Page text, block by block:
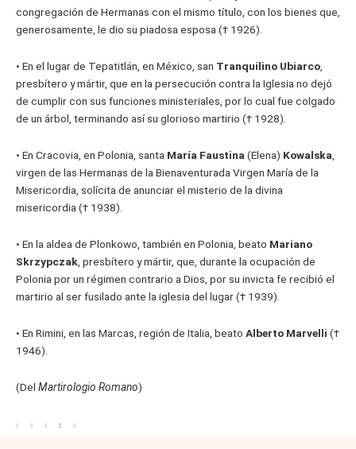
congregación de Hermanas con el mismo título, con los bienes que,
generosamente, le dio su piadosa esposa († 1926).
• En el lugar de Tepatitlán, en México, san Tranquilino Ubiarco
presbítero y mártir, que en la persecución contra la Iglesia no dejó
de cumplir con sus funciones ministeriales, por lo cual fue colgado
de un árbol, terminando así su glorioso martirio († 1928).
• En Cracovia, en Polonia, santa María Faustina (Elena) Kowalska
virgen de las Hermanas de la Bienaventurada Virgen María de la
Misericordia, solícita de anunciar el misterio de la divina
misericordia († 1938).
• En la aldea de Plonkowo, también en Polonia, beato Mariano
Skrzypczak , presbítero y mártir, que, durante la ocupación de
Polonia por un régimen contrario a Dios, por su invicta fe recibió el
martirio al ser fusilado ante la iglesia del lugar († 1939).
• En Rimini, en las Marcas, región de Italia, beato Alberto Marvelli (†
1946).
(Del Martirologio Romano)